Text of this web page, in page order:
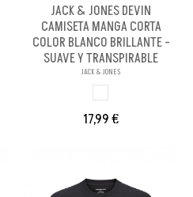
JACK & JONES DEVIN
CAMISETA MANGA CORTA
COLOR BLANCO BRILLANTE -
SUAVE Y TRANSPIRABLE
JACK & JONES
17,99 €